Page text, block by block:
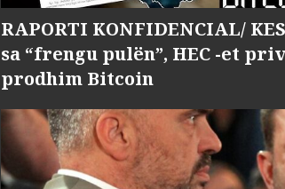
RAPORTI KONFIDENCIAL/
sa “frengu pulën”, HEC -et
prodhim Bitcoin